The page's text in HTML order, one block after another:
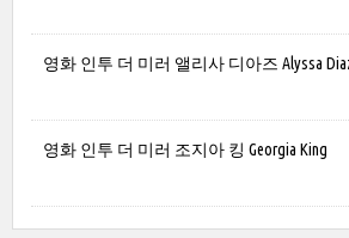
영화 인투 더 미러 앨리사 디아즈 Alyssa
영화 인투 더 미러 조지아 킹 Georgia King